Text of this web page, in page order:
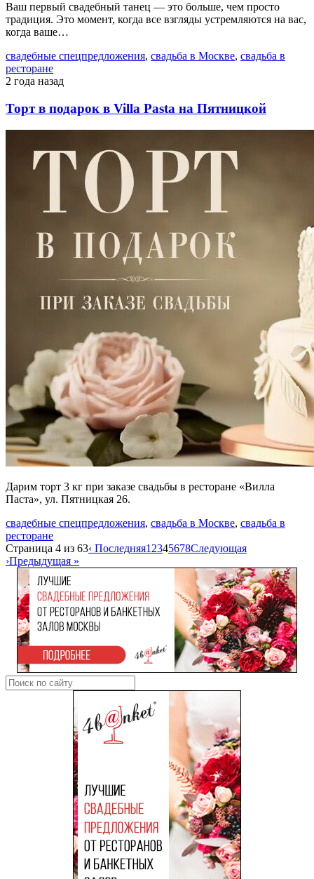
Ваш первый свадебный танец — это больше, чем просто
традиция. Это момент, когда все взгляды устремляются на вас,
когда ваше…
свадебные спецпредложения, свадьба в Москве, свадьба в
ресторане
2 года назад
Торт в подарок в Villa Pasta на Пятницкой
Дарим торт 3 кг при заказе свадьбы в ресторане «Вилла
Паста», ул. Пятницкая 26.
свадебные спецпредложения, свадьба в Москве, свадьба в
ресторане
Страница 4 из 63‹ Последняя1 2345678Следующая
›Предыдущая »